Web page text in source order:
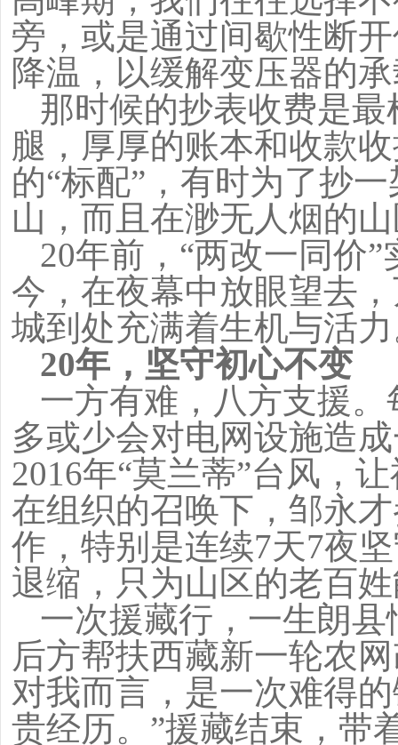
旁，或是通过间歇性断
降温，以缓解变压器的
那时候的抄表收费是
腿，厚厚的账本和收款
的“标配”，有时为了抄
山，而且在渺无人烟的
20年前，“两改一同价
今，在夜幕中放眼望去
城到处充满着生机与活
20年，坚守初心不变
一方有难，八方支援
多或少会对电网设施造
2016年“莫兰蒂”台风，
在组织的召唤下，邹永
作，特别是连续7天7夜
退缩，只为山区的老百
一次援藏行，一生朗
后方帮扶西藏新一轮农
对我而言，是一次难得
贵经历。”援藏结束，带